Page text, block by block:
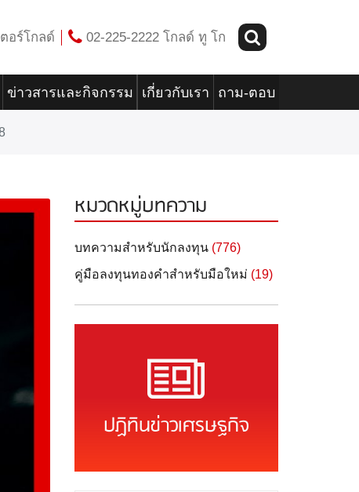
อร์โกลด์ 02-225-2222 โกลด์ ทู โก
ข่าวสารและกิจกรรม เกี่ยวกับเรา ถาม-ตอบ
หมวดหมู่บทความ
บทความสำหรับนักลงทุน (776)
คู่มือลงทุนทองคำสำหรับมือใหม่ (19)
ปฏิทินข่าวเศรษฐกิจ